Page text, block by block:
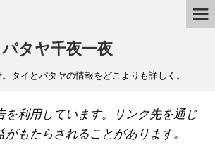
パタヤ千夜一夜
タイとパタヤの情報をどこよりも詳しく。
を利用しています。リンク先を通じ
がもたらされることがあります。